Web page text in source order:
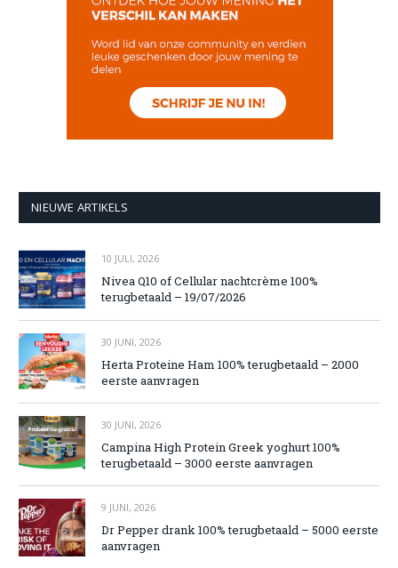
NIEUWE ARTIKELS
10 JULI, 2026
Nivea Q10 of Cellular nachtcrème 100%
terugbetaald – 19/07/2026
30 JUNI, 2026
Herta Proteine Ham 100% terugbetaald – 2000
eerste aanvragen
30 JUNI, 2026
Campina High Protein Greek yoghurt 100%
terugbetaald – 3000 eerste aanvragen
9 JUNI, 2026
Dr Pepper drank 100% terugbetaald – 5000 eerste
aanvragen